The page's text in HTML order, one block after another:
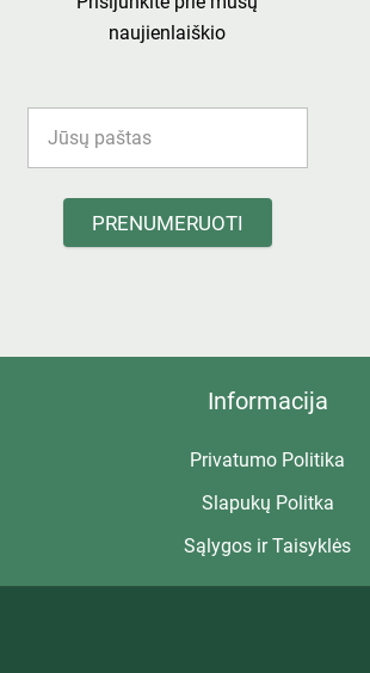
naujienlaiškio
PRENUMERUOTI
Informacija
Privatumo Politika
Slapukų Politka
Sąlygos ir Taisyklės